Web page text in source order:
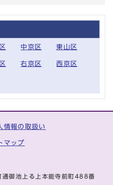
中京区 東山区
右京区 西京区
情報の取扱い
マップ
御池上る上本能寺前町488番